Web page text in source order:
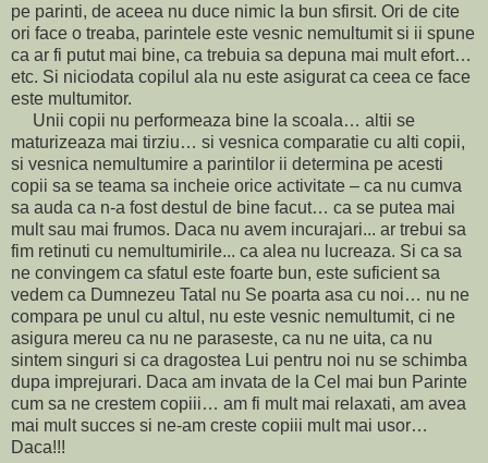
pe parinti, de aceea nu duce nimic la bun sfirsit. Ori de cite
ori face o treaba, parintele este vesnic nemultumit si ii spune
ca ar fi putut mai bine, ca trebuia sa depuna mai mult efort…
etc. Si niciodata copilul ala nu este asigurat ca ceea ce face
este multumitor.
Unii copii nu performeaza bine la scoala… altii se
maturizeaza mai tirziu… si vesnica comparatie cu alti copii,
si vesnica nemultumire a parintilor ii determina pe acesti
copii sa se teama sa incheie orice activitate – ca nu cumva
sa auda ca n-a fost destul de bine facut… ca se putea mai
mult sau mai frumos. Daca nu avem incurajari... ar trebui sa
fim retinuti cu nemultumirile... ca alea nu lucreaza. Si ca sa
ne convingem ca sfatul este foarte bun, este suficient sa
vedem ca Dumnezeu Tatal nu Se poarta asa cu noi… nu ne
compara pe unul cu altul, nu este vesnic nemultumit, ci ne
asigura mereu ca nu ne paraseste, ca nu ne uita, ca nu
sintem singuri si ca dragostea Lui pentru noi nu se schimba
dupa imprejurari. Daca am invata de la Cel mai bun Parinte
cum sa ne crestem copiii… am fi mult mai relaxati, am avea
mai mult succes si ne-am creste copiii mult mai usor…
Daca!!!